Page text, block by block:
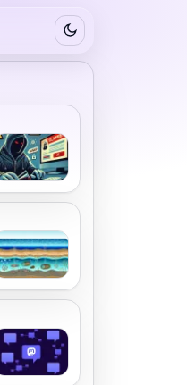
Switch to dark mode